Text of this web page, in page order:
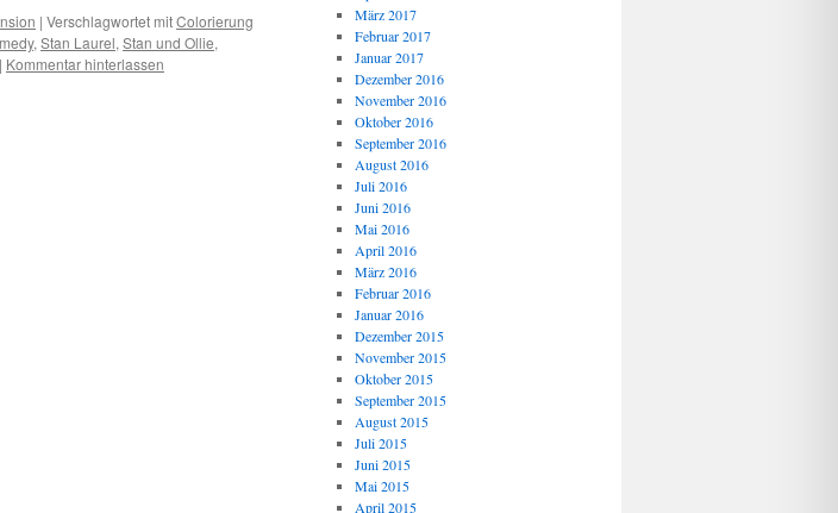
| Verschlagwortet mitColorierung
, Stan Laurel, Stan und Ollie,
| Kommentar hinterlassen
März 2017
Februar 2017
Januar 2017
Dezember 2016
November 2016
Oktober 2016
September 2016
August 2016
Juli 2016
Juni 2016
Mai 2016
April 2016
März 2016
Februar 2016
Januar 2016
Dezember 2015
November 2015
Oktober 2015
September 2015
August 2015
Juli 2015
Juni 2015
Mai 2015
April 2015